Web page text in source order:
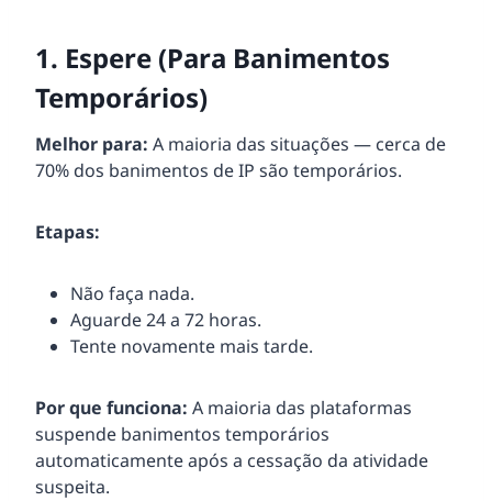
1. Espere (Para Banimentos
Temporários)
Melhor para: A maioria das situações — cerca de
70% dos banimentos de IP são temporários.
Etapas:
Não faça nada.
Aguarde 24 a 72 horas.
Tente novamente mais tarde.
Por que funciona: A maioria das plataformas
suspende banimentos temporários
automaticamente após a cessação da atividade
suspeita.